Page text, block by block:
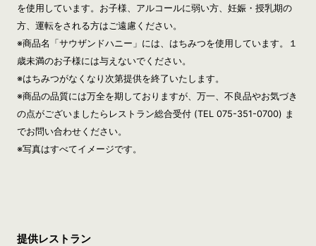
を使用しています。お子様、アルコールに弱い方、妊娠・授乳期の
方、運転をされる方はご遠慮ください。
※商品名「サウザンドハニー」には、はちみつを使用しています。１
歳未満のお子様には与えないでください。
※はちみつがなくなり次第提供を終了いたします。
※商品の品質には万全を期しておりますが、万一、不良品やお気づき
の点がございましたらレストラン総合受付 (TEL 075-351-0700) ま
でお問い合わせください。
※写真はすべてイメージです。
提供レストラン